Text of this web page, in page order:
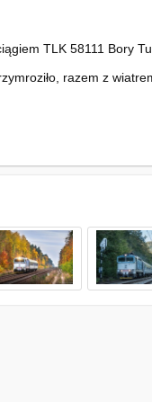
TLK 58111 Bory
razem z